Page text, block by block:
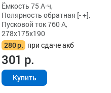
Ёмкость 75 А·ч,
Полярность обратная [- +],
Пусковой ток 760 А,
278x175x190
280р. при сдаче акб
301 р.
Купить